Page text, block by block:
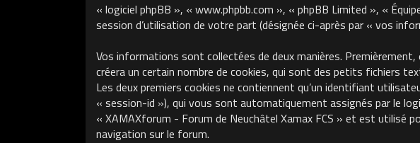
« logiciel phpBB », « www.phpbb.com », « phpBB Limited », «
session d’utilisation de votre part (désignée ci-après par « vos
Vos informations sont collectées de deux manières.
créera un certain nombre de cookies, qui sont des petits fichiers
Les deux premiers cookies ne contiennent qu’un identifiant
« session-id »), qui vous sont automatiquement assignés par le
« XAMAXforum - Forum de Neuchâtel Xamax FCS » et est utilisé
navigation sur le forum.